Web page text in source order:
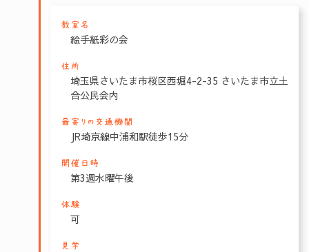
教室名
絵手紙彩の会
住所
埼玉県さいたま市桜区西堀4-2-35 さいたま市立土
合公民会内
最寄りの交通機関
JR埼京線中浦和駅徒歩15分
開催日時
第3週水曜午後
体験
可
見学